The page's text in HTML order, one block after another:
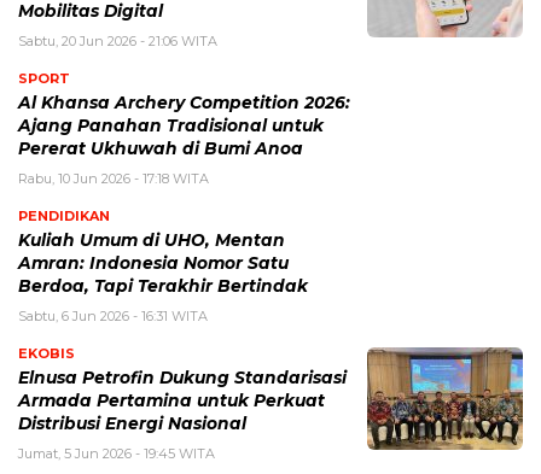
Mobilitas Digital
Sabtu, 20 Jun 2026 - 21:06 WITA
SPORT
Al Khansa Archery Competition 2026:
Ajang Panahan Tradisional untuk
Pererat Ukhuwah di Bumi Anoa
Rabu, 10 Jun 2026 - 17:18 WITA
PENDIDIKAN
Kuliah Umum di UHO, Mentan
Amran: Indonesia Nomor Satu
Berdoa, Tapi Terakhir Bertindak
Sabtu, 6 Jun 2026 - 16:31 WITA
EKOBIS
Elnusa Petrofin Dukung Standarisasi
Armada Pertamina untuk Perkuat
Distribusi Energi Nasional
Jumat, 5 Jun 2026 - 19:45 WITA